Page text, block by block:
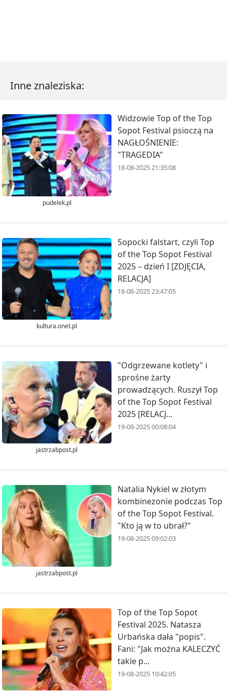
Inne znaleziska:
pudelek.pl
Widzowie Top of the Top
Sopot Festival psioczą na
NAGŁOŚNIENIE:
"TRAGEDIA"
18-08-2025 21:35:08
kultura.onet.pl
Sopocki falstart, czyli Top
of the Top Sopot Festival
2025 – dzień I [ZDJĘCIA,
RELACJA]
18-08-2025 23:47:05
jastrzabpost.pl
"Odgrzewane kotlety" i
sprośne żarty
prowadzących. Ruszył Top
of the Top Sopot Festival
2025 [RELACJ...
19-08-2025 00:08:04
jastrzabpost.pl
Natalia Nykiel w złotym
kombinezonie podczas Top
of the Top Sopot Festival.
"Kto ją w to ubrał?"
19-08-2025 09:02:03
Top of the Top Sopot
Festival 2025. Natasza
Urbańska dała "popis".
Fani: "Jak można KALECZYĆ
takie p...
19-08-2025 10:42:05